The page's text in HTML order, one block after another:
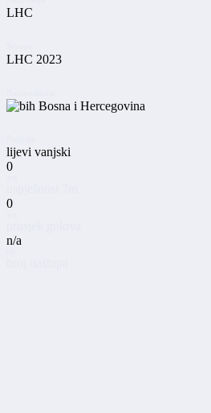
LHC
LHC 2023
Bosna i Hercegovina
lijevi vanjski
0
0
n/a